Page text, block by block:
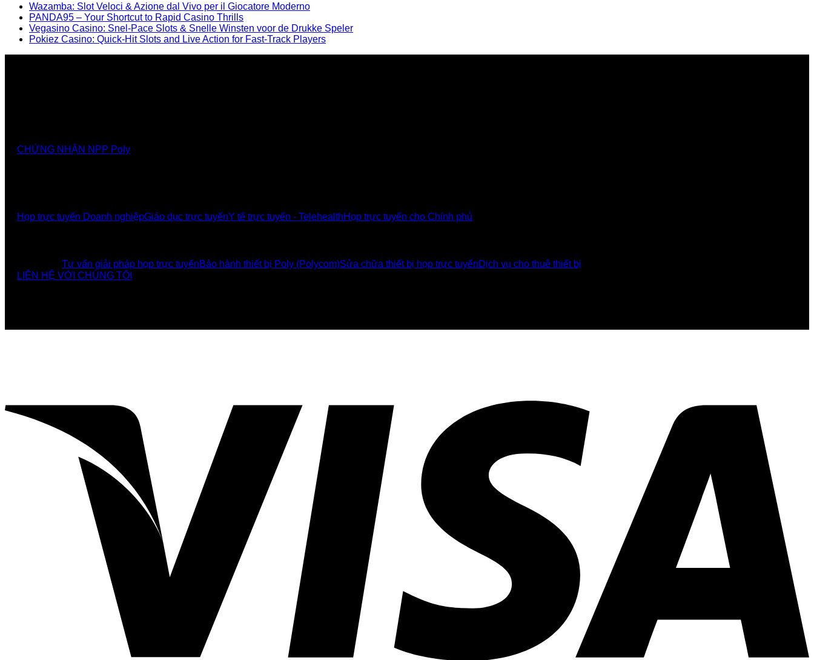
Wazamba: Slot Veloci & Azione dal Vivo per il Giocatore Moderno
PANDA95 – Your Shortcut to Rapid Casino Thrills
Vegasino Casino: Snel‑Pace Slots & Snelle Winsten voor de Drukke Speler
Pokiez Casino: Quick‑Hit Slots and Live Action for Fast‑Track Players
CHỨNG NHẬN NPP Poly
Họp trực tuyến Doanh nghiệpGiáo dục trực tuyếnY tế trực tuyến - TelehealthHọp trực tuyến cho Chính phủ
Tư vấn giải pháp họp trực tuyếnBảo hành thiết bị Poly (Polycom)Sửa chữa thiết bị họp trực tuyếnDịch vụ cho thuê thiết bị
LIÊN HỆ VỚI CHÚNG TÔI